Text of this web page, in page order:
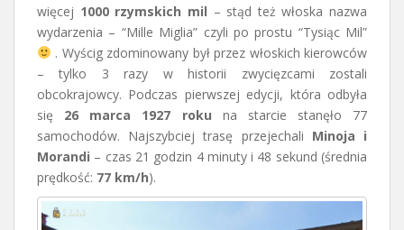
więcej 1000 rzymskich mil – stąd też włoska nazwa
wydarzenia – “Mille Miglia” czyli po prostu “Tysiąc Mil”
. Wyścig zdominowany był przez włoskich kierowców
– tylko 3 razy w historii zwycięzcami zostali
obcokrajowcy. Podczas pierwszej edycji, która odbyła
się 26 marca 1927 roku na starcie stanęło 77
samochodów. Najszybciej trasę przejechali Minoja i
Morandi – czas 21 godzin 4 minuty i 48 sekund (średnia
prędkość: 77 km/h).